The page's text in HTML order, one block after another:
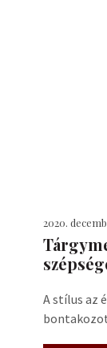
2020.
A stílus az